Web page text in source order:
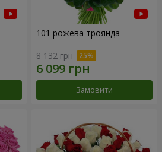
101 рожева троянда
8 132 грн
Замовити